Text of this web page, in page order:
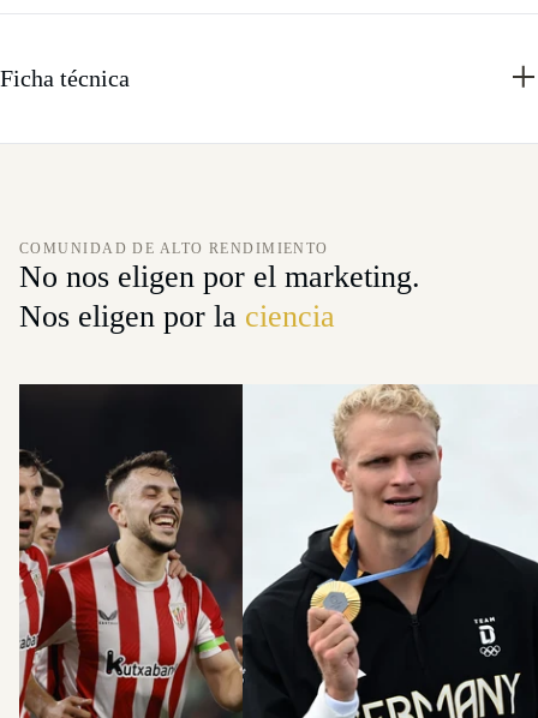
Ficha técnica
COMUNIDAD DE ALTO RENDIMIENTO
No nos eligen por el marketing.
Nos eligen por la ciencia